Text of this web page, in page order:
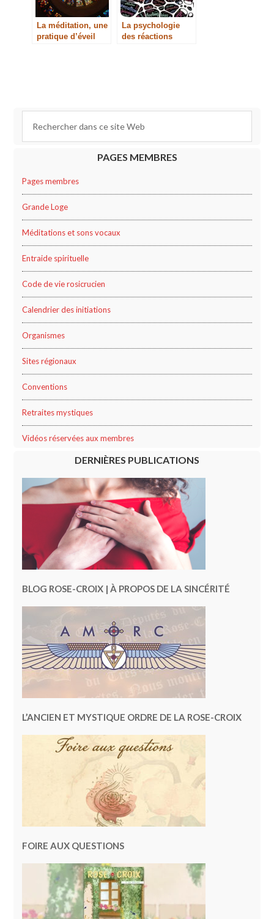
La méditation, une
pratique d’éveil
La psychologie
des réactions
PAGES MEMBRES
Pages membres
Grande Loge
Méditations et sons vocaux
Entraide spirituelle
Code de vie rosicrucien
Calendrier des initiations
Organismes
Sites régionaux
Conventions
Retraites mystiques
Vidéos réservées aux membres
DERNIÈRES PUBLICATIONS
BLOG ROSE-CROIX | À PROPOS DE LA SINCÉRITÉ
L’ANCIEN ET MYSTIQUE ORDRE DE LA ROSE-CROIX
FOIRE AUX QUESTIONS